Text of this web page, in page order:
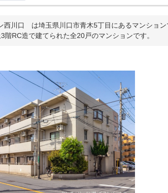
西川口 は埼玉県川口市青木5丁目にあるマンショ
階RC造で建てられた全20戸のマンションです。